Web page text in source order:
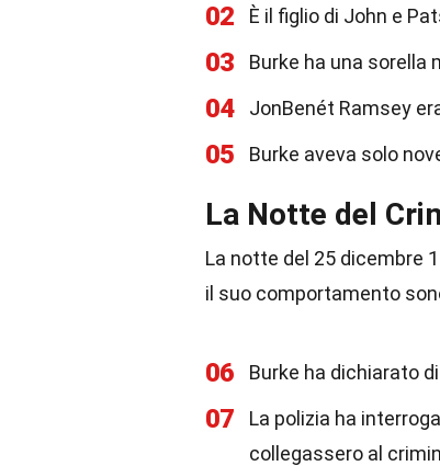
02 È il figlio di John e
03 Burke ha una sorella
04 JonBenét Ramsey
05 Burke aveva solo
La Notte del
La notte del 25 dicembre
il suo comportamento
06 Burke ha dichiarato
07
La polizia ha
collegassero al